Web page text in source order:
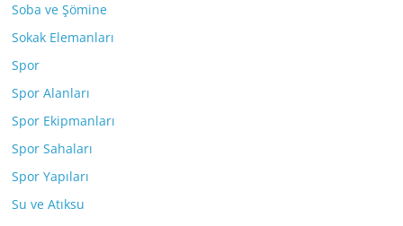
Soba ve Şömine
Sokak Elemanları
Spor
Spor Alanları
Spor Ekipmanları
Spor Sahaları
Spor Yapıları
Su ve Atıksu